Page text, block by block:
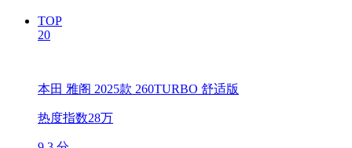
TOP
20
本田 雅阁 2025款 260TURBO 舒适版
热度指数28万